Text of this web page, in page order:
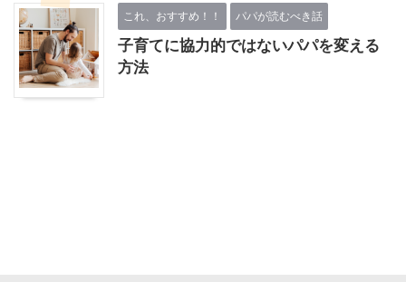
これ、おすすめ！！ パパが読むべき話
子育てに協力的ではないパパを変える
方法